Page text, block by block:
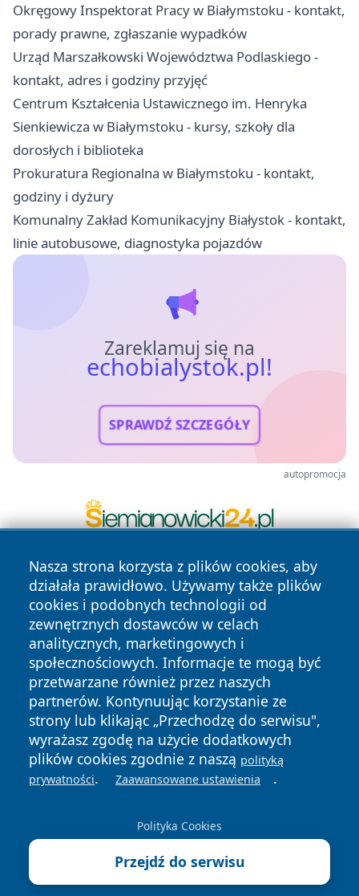
Okręgowy Inspektorat Pracy w Białymstoku - kontakt,
porady prawne, zgłaszanie wypadków
Urząd Marszałkowski Województwa Podlaskiego -
kontakt, adres i godziny przyjęć
Centrum Kształcenia Ustawicznego im. Henryka
Sienkiewicza w Białymstoku - kursy, szkoły dla
dorosłych i biblioteka
Prokuratura Regionalna w Białymstoku - kontakt,
godziny i dyżury
Komunalny Zakład Komunikacyjny Białystok - kontakt,
linie autobusowe, diagnostyka pojazdów
Zareklamuj się na
echobialystok.pl!
SPRAWDŹ SZCZEGÓŁY
autopromocja
Nasza strona korzysta z plików cookies, aby
działała prawidłowo. Używamy także plików
cookies i podobnych technologii od
zewnętrznych dostawców w celach
analitycznych, marketingowych i
społecznościowych. Informacje te mogą być
przetwarzane również przez naszych
partnerów. Kontynuując korzystanie ze
strony lub klikając „Przechodzę do serwisu",
wyrażasz zgodę na użycie dodatkowych
plików cookies zgodnie z naszą polityką
prywatności. Zaawansowane ustawienia .
Polityka Cookies
Przejdź do serwisu
Copyright © 2026 echobialystok.pl Wszystkie prawa
zastrzeżone.
News Autorzy
Polityka
Prywatności
Polityka
Cookies